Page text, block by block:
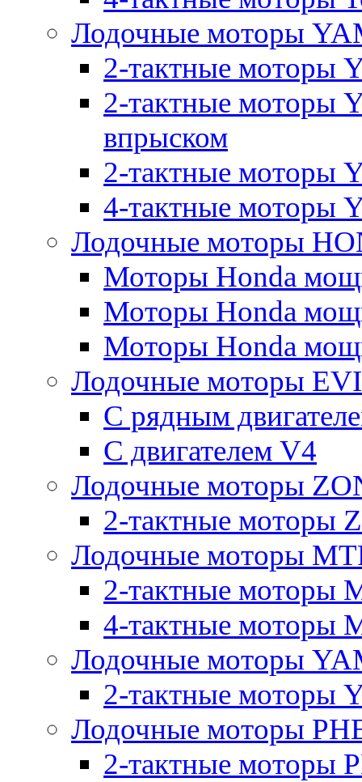
Лодочные моторы
2-тактные моторы
2-тактные моторы
впрыском
2-тактные моторы
4-тактные моторы
Лодочные моторы
Моторы Honda
Моторы Honda
Моторы Honda
Лодочные моторы
С рядным
C двигателем V4
Лодочные моторы
2-тактные моторы
Лодочные моторы
2-тактные моторы
4-тактные моторы
Лодочные моторы
2-тактные моторы
Лодочные моторы
2-тактные моторы